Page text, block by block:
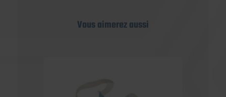
Vous aimerez aussi